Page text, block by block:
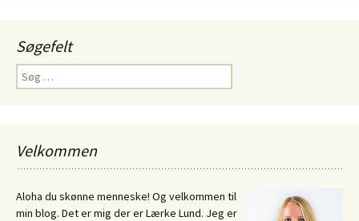
Søgefelt
Søg
efter:
Velkommen
Aloha du skønne menneske! Og velkommen til
min blog. Det er mig der er Lærke Lund. Jeg er